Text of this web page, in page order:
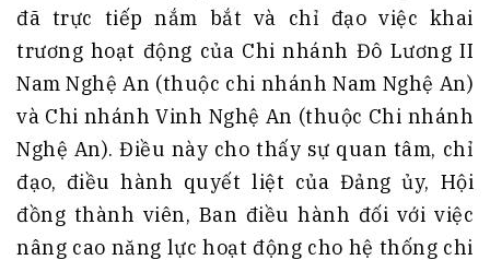
đã trực tiếp nắm bắt và chỉ đạo việc khai
trương hoạt động của Chi nhánh Đô Lương II
Nam Nghệ An (thuộc chi nhánh Nam Nghệ An)
và Chi nhánh Vinh Nghệ An (thuộc Chi nhánh
Nghệ An). Điều này cho thấy sự quan tâm, chỉ
đạo, điều hành quyết liệt của Đảng ủy, Hội
đồng thành viên, Ban điều hành đối với việc
nâng cao năng lực hoạt động cho hệ thống chi